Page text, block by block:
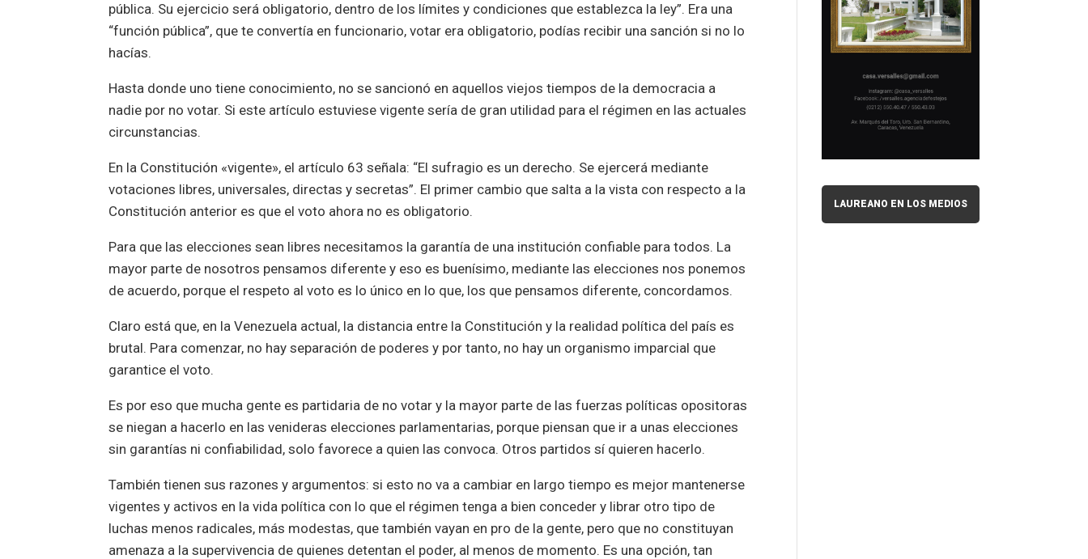
pública. Su ejercicio será obligatorio, dentro de los límites y condiciones que establezca la ley”. Era una
“función pública”, que te convertía en funcionario, votar era obligatorio, podías recibir una sanción si no lo
hacías.
Hasta donde uno tiene conocimiento, no se sancionó en aquellos viejos tiempos de la democracia a
nadie por no votar. Si este artículo estuviese vigente sería de gran utilidad para el régimen en las actuales
circunstancias.
En la Constitución «vigente», el artículo 63 señala: “El sufragio es un derecho. Se ejercerá mediante
votaciones libres, universales, directas y secretas”. El primer cambio que salta a la vista con respecto a la
Constitución anterior es que el voto ahora no es obligatorio.
Para que las elecciones sean libres necesitamos la garantía de una institución confiable para todos. La
mayor parte de nosotros pensamos diferente y eso es buenísimo, mediante las elecciones nos ponemos
de acuerdo, porque el respeto al voto es lo único en lo que, los que pensamos diferente, concordamos.
Claro está que, en la Venezuela actual, la distancia entre la Constitución y la realidad política del país es
brutal. Para comenzar, no hay separación de poderes y por tanto, no hay un organismo imparcial que
garantice el voto.
Es por eso que mucha gente es partidaria de no votar y la mayor parte de las fuerzas políticas opositoras
se niegan a hacerlo en las venideras elecciones parlamentarias, porque piensan que ir a unas elecciones
sin garantías ni confiabilidad, solo favorece a quien las convoca. Otros partidos sí quieren hacerlo.
También tienen sus razones y argumentos: si esto no va a cambiar en largo tiempo es mejor mantenerse
vigentes y activos en la vida política con lo que el régimen tenga a bien conceder y librar otro tipo de
luchas menos radicales, más modestas, que también vayan en pro de la gente, pero que no constituyan
amenaza a la supervivencia de quienes detentan el poder, al menos de momento. Es una opción, tan
LAUREANO EN LOS MEDIOS